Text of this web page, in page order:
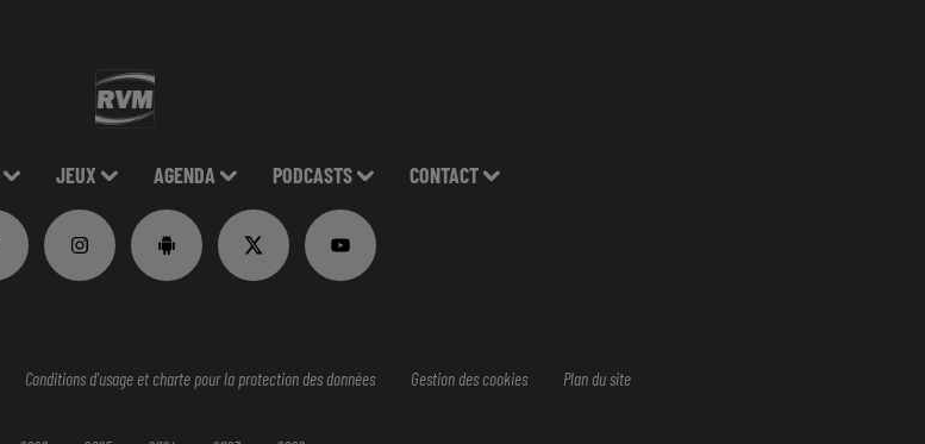
JEUX AGENDA PODCASTS CONTACT
Conditions d'usage et charte pour la protection des données Gestion des cookies Plan du site